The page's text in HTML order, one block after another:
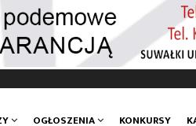
OGŁOSZENIA KONKURSY